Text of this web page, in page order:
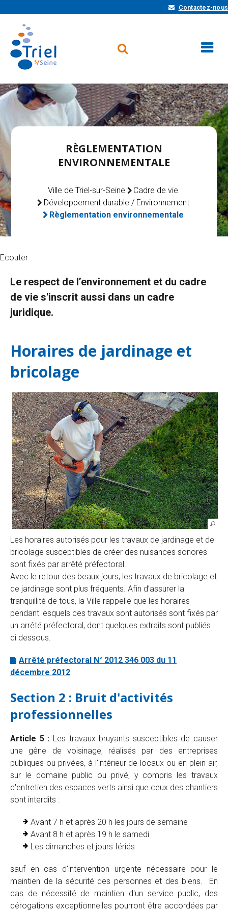
Contactez-nous
RÈGLEMENTATION
ENVIRONNEMENTALE
Ville de Triel-sur-Seine
Cadre de vie
Développement durable / Environnement
Règlementation environnementale
Ecouter
Le respect de l’environnement et du cadre
de vie s'inscrit aussi dans un cadre
juridique.
Horaires de jardinage et
bricolage
Les horaires autorisés pour les travaux de jardinage et de
bricolage susceptibles de créer des nuisances sonores
sont fixés par arrêté préfectoral.
Avec le retour des beaux jours, les travaux de bricolage et
de jardinage sont plus fréquents. Afin d’assurer la
tranquillité de tous, la Ville rappelle que les horaires
pendant lesquels ces travaux sont autorisés sont fixés par
un arrêté préfectoral, dont quelques extraits sont publiés
ci dessous.
Arrêté préfectoral N° 2012 346 003 du 11
décembre 2012
Section 2 : Bruit d'activités
professionnelles
Article 5 : Les travaux bruyants susceptibles de causer
une gêne de voisinage, réalisés par des entreprises
publiques ou privées, à l'intérieur de locaux ou en plein air,
sur le domaine public ou privé, y compris les travaux
d'entretien des espaces verts ainsi que ceux des chantiers
sont interdits :
Avant 7 h et après 20 h les jours de semaine
Avant 8 h et après 19 h le samedi
Les dimanches et jours fériés
sauf en cas d'intervention urgente nécessaire pour le
maintien de la sécurité des personnes et des biens. En
cas de nécessité de maintien d'un service public, des
dérogations exceptionnelles pourront être accordées par